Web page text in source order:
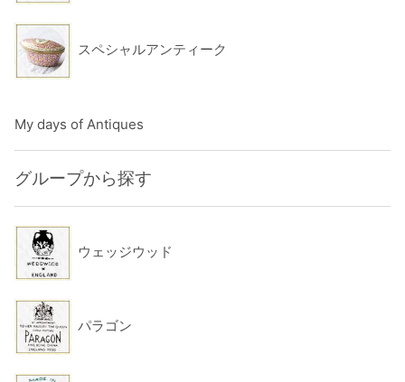
スペシャルアンティーク
My days of Antiques
グループから探す
ウェッジウッド
パラゴン